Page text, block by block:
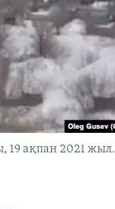
19 ақпан 2021 жыл.